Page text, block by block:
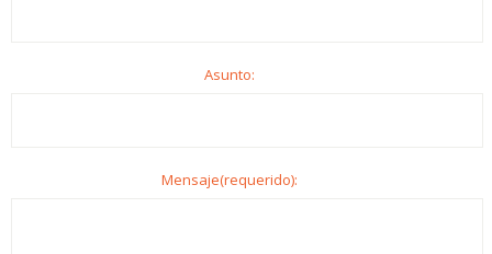
Asunto:
Mensaje(requerido):